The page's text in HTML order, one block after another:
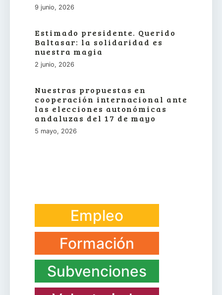
9 junio, 2026
Estimado presidente. Querido
Baltasar: la solidaridad es
nuestra magia
2 junio, 2026
Nuestras propuestas en
cooperación internacional ante
las elecciones autonómicas
andaluzas del 17 de mayo
5 mayo, 2026
Empleo
Formación
Subvenciones